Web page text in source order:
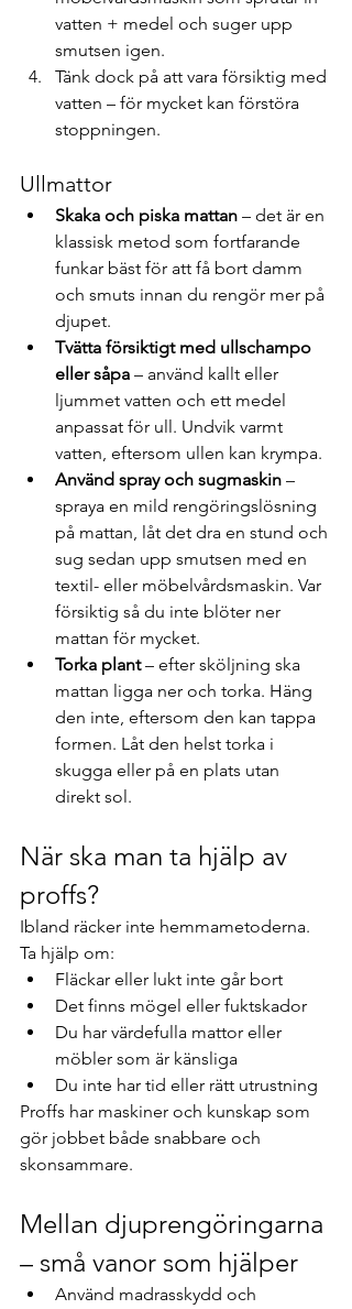
vatten + medel och suger upp
smutsen igen.
Tänk dock på att vara försiktig med
vatten – för mycket kan förstöra
stoppningen.
Ullmattor
Skaka och piska mattan – det är en
klassisk metod som fortfarande
funkar bäst för att få bort damm
och smuts innan du rengör mer på
djupet.
Tvätta försiktigt med ullschampo
eller såpa – använd kallt eller
ljummet vatten och ett medel
anpassat för ull. Undvik varmt
vatten, eftersom ullen kan krympa.
Använd spray och sugmaskin –
spraya en mild rengöringslösning
på mattan, låt det dra en stund och
sug sedan upp smutsen med en
textil- eller möbelvårdsmaskin. Var
försiktig så du inte blöter ner
mattan för mycket.
Torka plant – efter sköljning ska
mattan ligga ner och torka. Häng
den inte, eftersom den kan tappa
formen. Låt den helst torka i
skugga eller på en plats utan
direkt sol.
När ska man ta hjälp av
proffs?
Ibland räcker inte hemmametoderna.
Ta hjälp om:
Fläckar eller lukt inte går bort
Det finns mögel eller fuktskador
Du har värdefulla mattor eller
möbler som är känsliga
Du inte har tid eller rätt utrustning
Proffs har maskiner och kunskap som
gör jobbet både snabbare och
skonsammare.
Mellan djuprengöringarna
– små vanor som hjälper
Använd madrasskydd och